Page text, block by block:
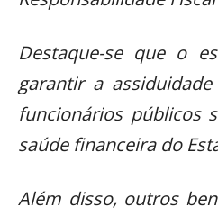
Destaque-se que o
garantir a
funcionários públicos
saúde financeira do
Além disso, outros